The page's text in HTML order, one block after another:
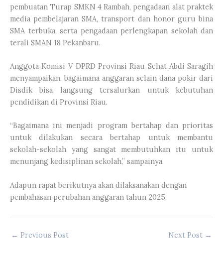
pembuatan Turap SMKN 4 Rambah, pengadaan alat praktek
media pembelajaran SMA, transport dan honor guru bina
SMA terbuka, serta pengadaan perlengkapan sekolah dan
terali SMAN 18 Pekanbaru.
Anggota Komisi V DPRD Provinsi Riau Sehat Abdi Saragih
menyampaikan, bagaimana anggaran selain dana pokir dari
Disdik bisa langsung tersalurkan untuk kebutuhan
pendidikan di Provinsi Riau.
“Bagaimana ini menjadi program bertahap dan prioritas
untuk dilakukan secara bertahap untuk membantu
sekolah-sekolah yang sangat membutuhkan itu untuk
menunjang kedisiplinan sekolah,” sampainya.
Adapun rapat berikutnya akan dilaksanakan dengan
pembahasan perubahan anggaran tahun 2025.
← Previous Post Next Post →